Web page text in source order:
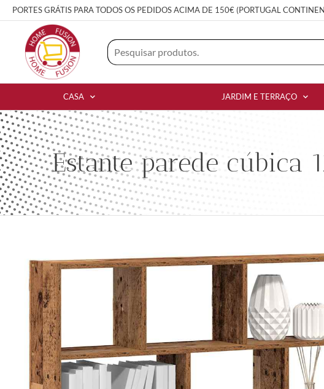
PORTES GRÁTIS PARA TODOS OS PEDIDOS ACIMA DE 150€ (PORTUGAL
CASA JARDIM E TERRAÇO
Estante parede cúbica